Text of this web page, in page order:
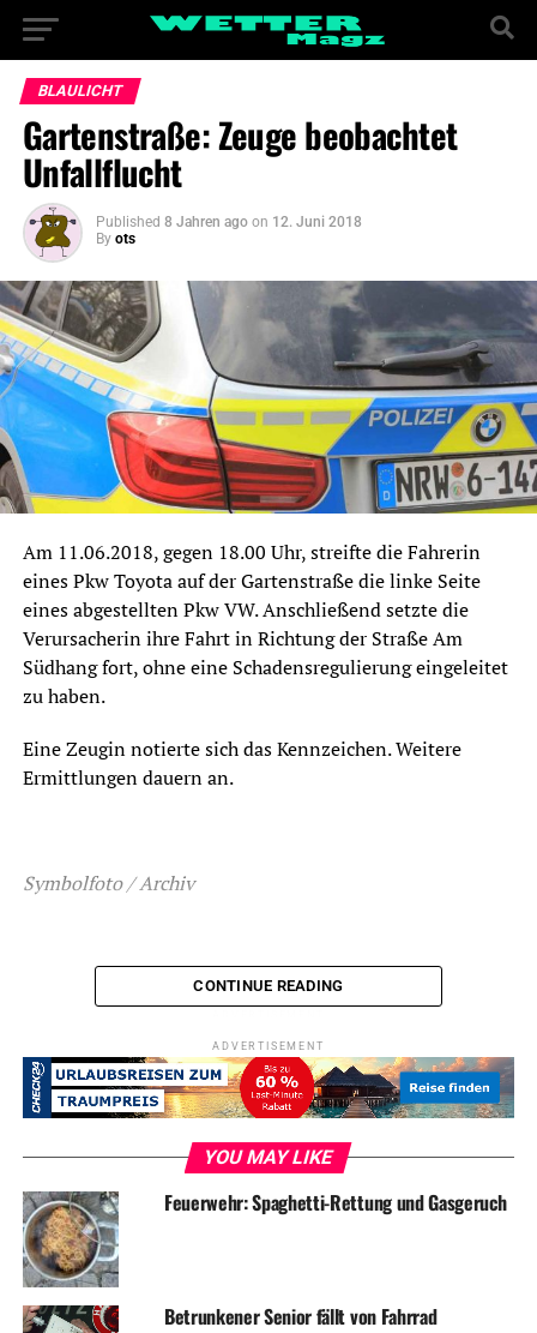
BLAULICHT
Gartenstraße: Zeuge beobachtet
Unfallflucht
Published 8 Jahren ago on 12. Juni 2018
By ots
Am 11.06.2018, gegen 18.00 Uhr, streifte die Fahrerin
eines Pkw Toyota auf der Gartenstraße die linke Seite
eines abgestellten Pkw VW. Anschließend setzte die
Verursacherin ihre Fahrt in Richtung der Straße Am
Südhang fort, ohne eine Schadensregulierung eingeleitet
zu haben.
Eine Zeugin notierte sich das Kennzeichen. Weitere
Ermittlungen dauern an.
Symbolfoto / Archiv
BLAULICHT NEWS
UP NEXT
Feuerwehr dreimal im Einsatz: Person von Zug erfasst und
kleinere Hilfeleistungen
Kaputte Spülmaschine sorgt für Feuerwehreinsatz
CONTINUE READING
ADVERTISEMENT
YOU MAY LIKE
Feuerwehr: Spaghetti-Rettung und Gasgeruch
Betrunkener Senior fällt von Fahrrad